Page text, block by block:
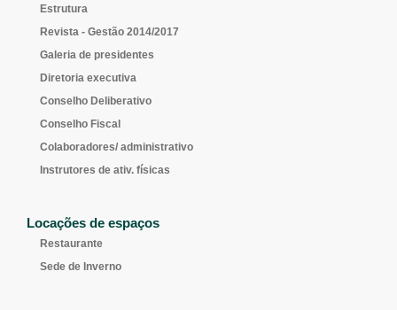
Estrutura
Revista - Gestão 2014/2017
Galeria de presidentes
Diretoria executiva
Conselho Deliberativo
Conselho Fiscal
Colaboradores/ administrativo
Instrutores de ativ. físicas
Locações de espaços
Restaurante
Sede de Inverno